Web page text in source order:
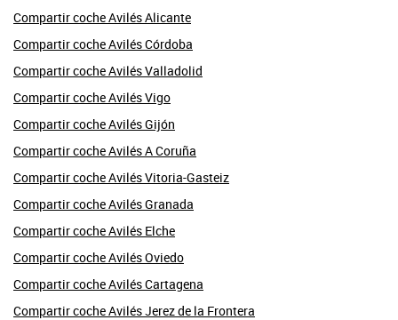
Compartir coche Avilés Alicante
Compartir coche Avilés Córdoba
Compartir coche Avilés Valladolid
Compartir coche Avilés Vigo
Compartir coche Avilés Gijón
Compartir coche Avilés A Coruña
Compartir coche Avilés Vitoria-Gasteiz
Compartir coche Avilés Granada
Compartir coche Avilés Elche
Compartir coche Avilés Oviedo
Compartir coche Avilés Cartagena
Compartir coche Avilés Jerez de la Frontera